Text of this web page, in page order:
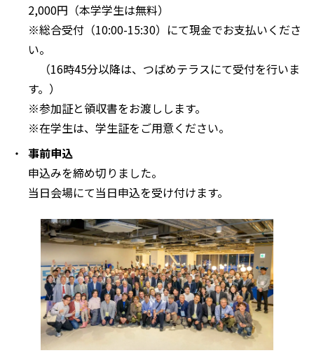
2,000円（本学学生は無料）
※総合受付（10:00-15:30）にて現金でお支払いくださ
い。
（16時45分以降は、つばめテラスにて受付を行いま
す。）
※参加証と領収書をお渡しします。
※在学生は、学生証をご用意ください。
事前申込
申込みを締め切りました。
当日会場にて当日申込を受け付けます。